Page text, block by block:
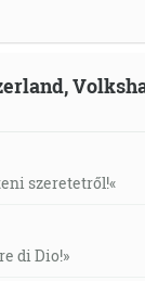
szeretetről!«
di Dio!»